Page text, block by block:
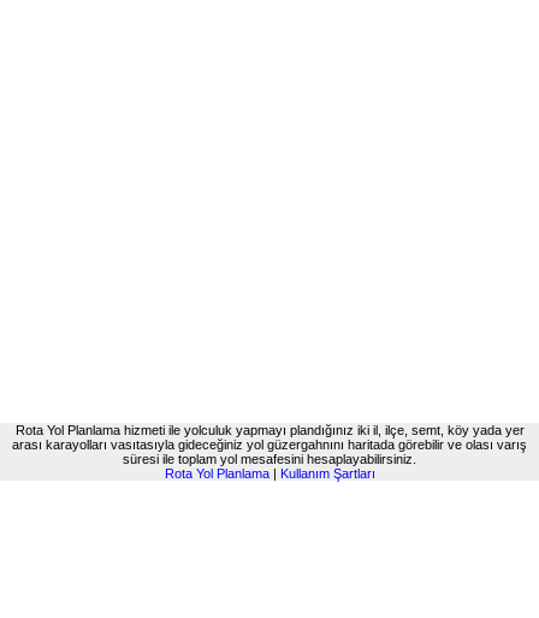
Rota Yol Planlama hizmeti ile yolculuk yapmayı plandığınız iki il, ilçe, semt, köy yada yer
arası karayolları vasıtasıyla gideceğiniz yol güzergahnını haritada görebilir ve olası varış
süresi ile toplam yol mesafesini hesaplayabilirsiniz.
Rota Yol Planlama| Kullanım Şartları